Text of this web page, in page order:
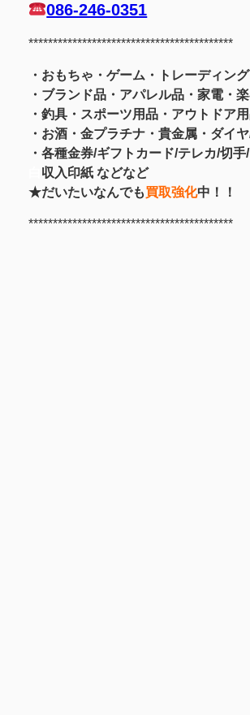
086-246-0351
******************************************
・おもちゃ・ゲーム・トレーディン
・ブランド品・アパレル品・家電・
・釣具・スポーツ用品・アウトドア
・お酒・金プラチナ・貴金属・ ダイ
・各種金券/ギフトカード/テレカ/切手/
収入印紙 などなど
★だいたいなんでも買取強化中！！
******************************************